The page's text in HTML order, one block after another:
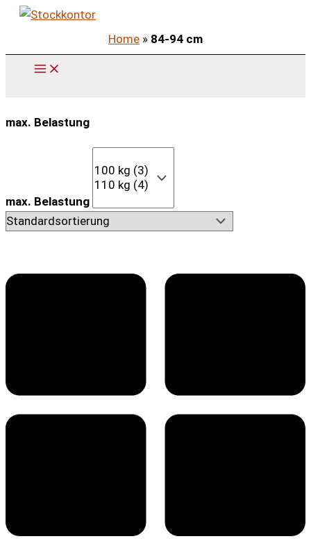
Zum
springen
Home » 84-94 cm
max. Belastung
max. Belastung